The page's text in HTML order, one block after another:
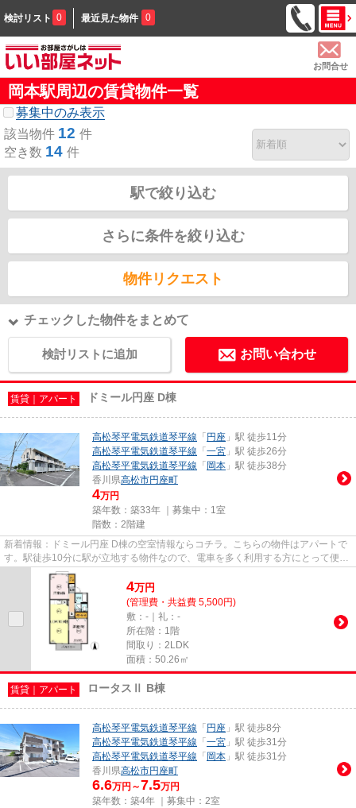
検討リスト 0 最近見た物件 0
お問合せ
岡本駅周辺の賃貸物件一覧
募集中のみ表示
該当物件 12 件
空き数 14 件
駅で絞り込む
さらに条件を絞り込む
物件リクエスト
チェックした物件をまとめて
検討リストに追加 お問い合わせ
賃貸｜アパート ドミール円座 D棟
高松琴平電気鉄道琴平線 「 円座 」駅 徒歩11分
高松琴平電気鉄道琴平線 「 一宮 」駅 徒歩26分
高松琴平電気鉄道琴平線 「 岡本 」駅 徒歩38分
香川県高松市円座町
4万円
築年数：築33年 ｜募集中： 1室
階数：2階建
新着情報：ドミール円座 D棟の空室情報ならコチラ。こちらの物件はアパートで
す。駅徒歩10分に駅が立地する物件なので、電車を多く利用する方にとって便利
です。物件探しをはじめた方...
4万円
(管理費・共益費 5,500円)
敷：-｜礼：-
所在階：1階
間取り：2LDK
面積：50.26㎡
賃貸｜アパート ロータスⅡ B棟
高松琴平電気鉄道琴平線 「 円座 」駅 徒歩8分
高松琴平電気鉄道琴平線 「 一宮 」駅 徒歩31分
高松琴平電気鉄道琴平線 「 岡本 」駅 徒歩31分
香川県高松市円座町
6.6万円～7.5万円
築年数：築4年 ｜募集中： 2室